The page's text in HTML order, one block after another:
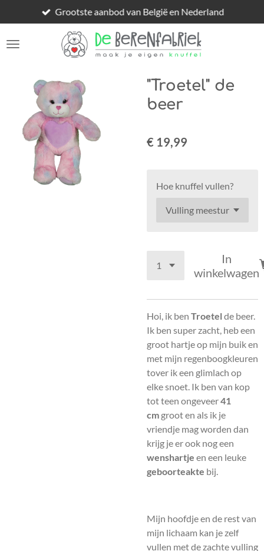
direct
naar
Grootste aanbod van België en Nederland
"Troetel" de
beer
€ 19,99
Hoe knuffel vullen?
In
winkelwagen
Hoi, ik ben Troetel de beer.
Ik ben super zacht, heb een
groot hartje op mijn buik en
met mijn regenboogkleuren
tover ik een glimlach op
elke snoet. Ik ben van kop
tot teen ongeveer41
cm groot en als ik je
vriendje mag worden dan
krijg je er ook nog een
wenshartje en een leuke
geboorteakte bij.
Mijn hoofdje en de rest van
mijn lichaam kan je zelf
vullen met de zachte vulling